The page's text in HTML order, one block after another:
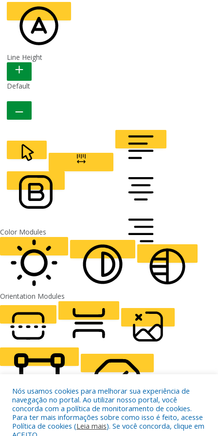
READABLE FONT
Line Height
Default
CURSOR
ALIGN TEXT
FONT WEIGHT
Color Modules
LIGHT CONTRAST HIGH CONTRAST
Orientation Modules
READING LINE READING MASK HIDE IMAGES
HIGHLIGHT CONTENT STOP ANIMATIONS
Nós usamos cookies para melhorar sua experiência de
navegação no portal. Ao utilizar nosso portal, você
concorda com a política de monitoramento de cookies.
Para ter mais informações sobre como isso é feito, acesse
Política de cookies (Leia mais). Se você concorda, clique em